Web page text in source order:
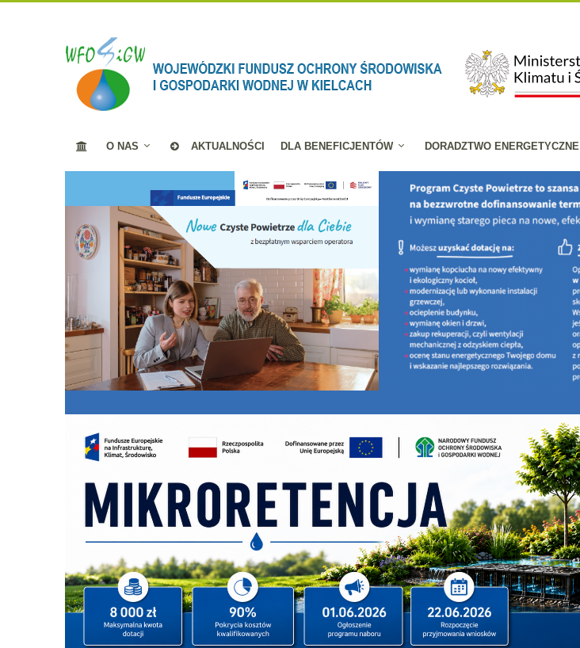
O NAS AKTUALNOŚCI DLA BENEFICJENTÓW DORADZTWO ENERGETYCZNE